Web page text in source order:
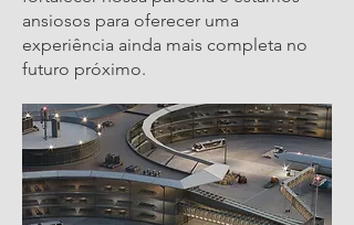
ansiosos para oferecer uma
experiência ainda mais completa no
futuro próximo.